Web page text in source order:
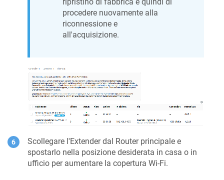
procedere nuovamente alla
riconnessione e
all'acquisizione.
Scollegare l'Extender dal Router principale e
spostarlo nella posizione desiderata in casa o in
ufficio per aumentare la copertura Wi-Fi.